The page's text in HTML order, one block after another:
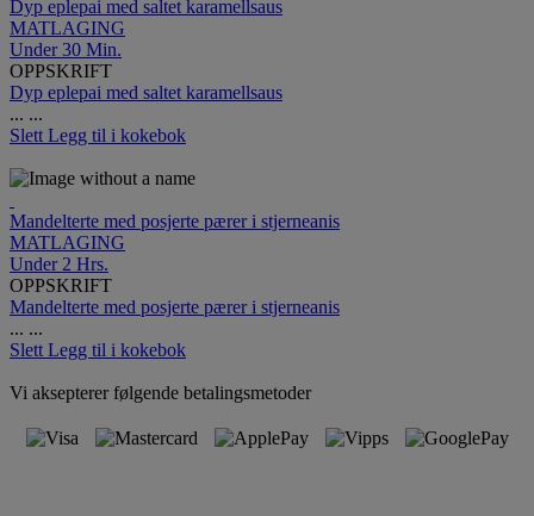
Dyp eplepai med saltet karamellsaus
MATLAGING
Under 30 Min.
OPPSKRIFT
Dyp eplepai med saltet karamellsaus
... ...
Slett Legg til i kokebok
Mandelterte med posjerte pærer i stjerneanis
MATLAGING
Under 2 Hrs.
OPPSKRIFT
Mandelterte med posjerte pærer i stjerneanis
... ...
Slett Legg til i kokebok
Vi aksepterer følgende betalingsmetoder